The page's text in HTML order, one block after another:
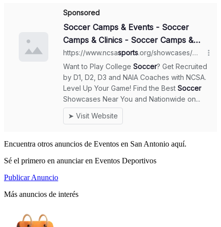
Encuentra otros anuncios de Eventos en San Antonio aquí.
Sé el primero en anunciar en Eventos Deportivos
Publicar Anuncio
Más anuncios de interés